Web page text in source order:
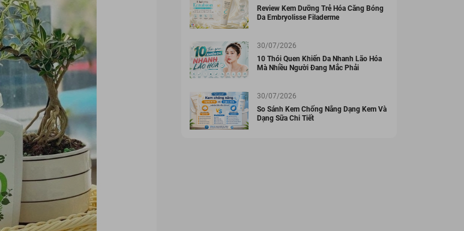
Review Kem Dưỡng Trẻ Hóa Căng Bóng
Da Embryolisse Filaderme
30/07/2026
10 Thói Quen Khiến Da Nhanh Lão Hóa
Mà Nhiều Người Đang Mắc Phải
30/07/2026
So Sánh Kem Chống Nắng Dạng Kem Và
Dạng Sữa Chi Tiết